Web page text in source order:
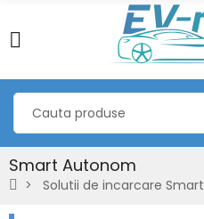
Smart Autonom
Solutii de incarcare Smart